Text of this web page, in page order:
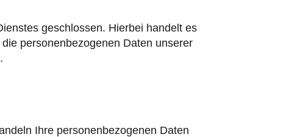
geschlossen. Hierbei handelt es
personenbezogenen Daten unserer
Ihre personenbezogenen Daten